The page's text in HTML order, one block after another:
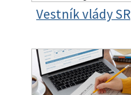
Vestník vlády SR